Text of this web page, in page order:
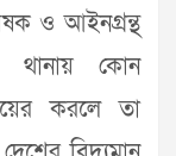
ও আইনগ্রন্থ
থানায় কোন
করলে তা